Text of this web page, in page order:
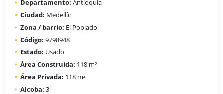
Departamento: Antioquia
Ciudad: Medellín
Zona / barrio: El Poblado
Código: 9798948
Estado: Usado
Área Construida: 118 m²
Área Privada: 118 m²
Alcoba: 3